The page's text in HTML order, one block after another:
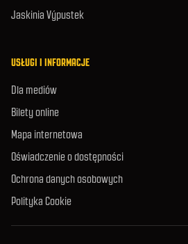
Jaskinia Výpustek
USŁUGI I INFORMACJE
Dla mediów
Bilety online
Mapa internetowa
Oświadczenie o dostępności
Ochrona danych osobowych
Polityka Cookie